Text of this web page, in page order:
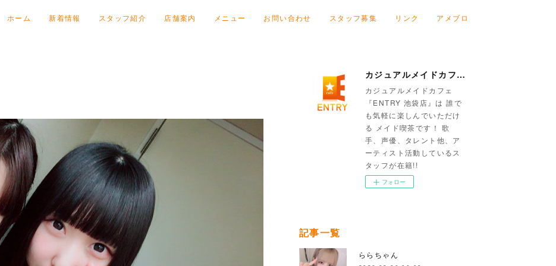
ホーム 新着情報 スタッフ紹介 店舗案内 メニュー お問い合わせ スタッフ募集 リンク アメブロ
カジュアルメイドカフェ『ENTRY 池袋店』
カジュアルメイドカフェ
『ENTRY 池袋店』は 誰で
も気軽に楽しんでいただけ
る メイド喫茶です！ 歌
手、声優、タレント他、ア
ーティスト活動しているス
タッフが在籍!!
フォロー
記事一覧
ららちゃん